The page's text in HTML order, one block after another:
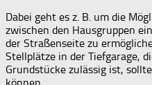
Dabei geht es z. B. um die
zwischen den Hausgruppen
der Straßenseite zu
Stellplätze in der Tiefgarage,
Grundstücke zulässig ist,